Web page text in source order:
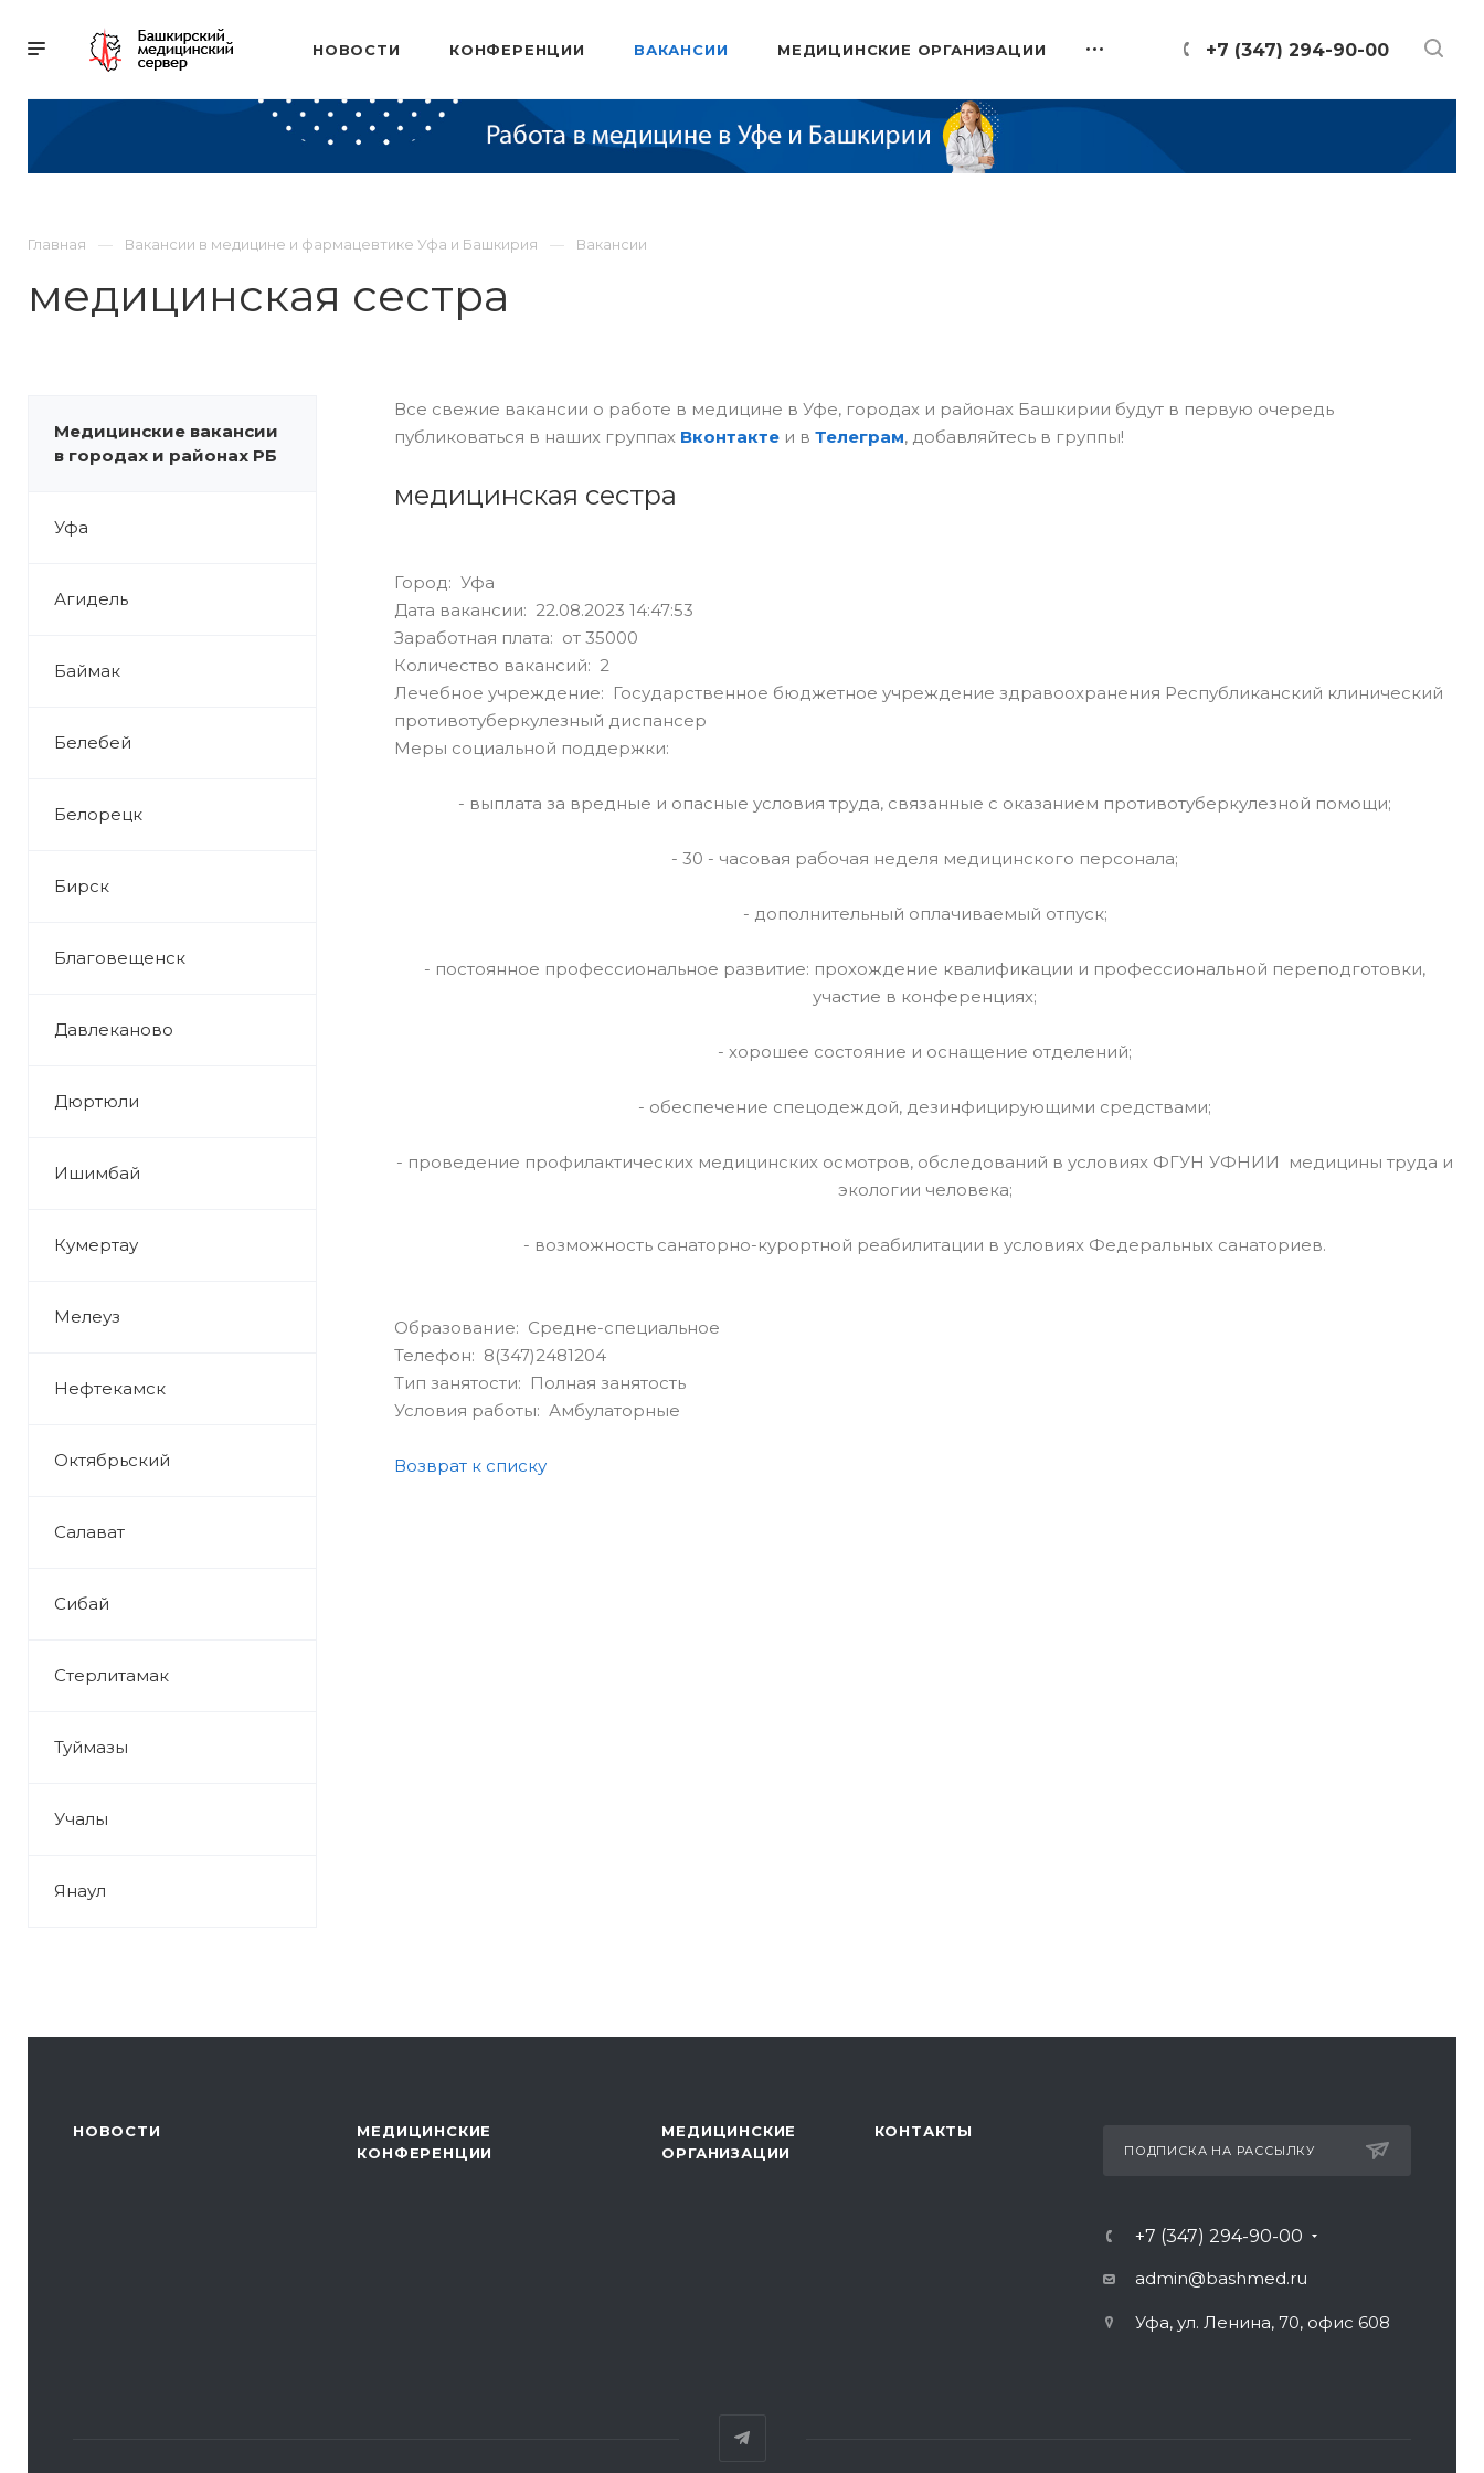
+7 (347) 294-90-00
НОВОСТИ КОНФЕРЕНЦИИ ВАКАНСИИ МЕДИЦИНСКИЕ ОРГАНИЗАЦИИ
Главная Вакансии в медицине и фармацевтике Уфа и Башкирия Вакансии
медицинская сестра
Медицинские вакансии
в городах и районах РБ
Уфа
Агидель
Баймак
Белебей
Белорецк
Бирск
Благовещенск
Давлеканово
Дюртюли
Ишимбай
Кумертау
Мелеуз
Нефтекамск
Октябрьский
Салават
Сибай
Стерлитамак
Туймазы
Учалы
Янаул
Все свежие вакансии о работе в медицине в Уфе, городах и районах Башкирии будут в первую очередь
публиковаться в наших группах Вконтактеи в Телеграм, добавляйтесь в группы!
медицинская сестра
Город: Уфа
Дата вакансии: 22.08.2023 14:47:53
Заработная плата: от 35000
Количество вакансий: 2
Лечебное учреждение: Государственное бюджетное учреждение здравоохранения Республиканский клинический
противотуберкулезный диспансер
Меры социальной поддержки:
- выплата за вредные и опасные условия труда, связанные с оказанием противотуберкулезной помощи;
- 30 - часовая рабочая неделя медицинского персонала;
- дополнительный оплачиваемый отпуск;
- постоянное профессиональное развитие: прохождение квалификации и профессиональной переподготовки,
участие в конференциях;
- хорошее состояние и оснащение отделений;
- обеспечение спецодеждой, дезинфицирующими средствами;
- проведение профилактических медицинских осмотров, обследований в условиях ФГУН УФНИИ медицины труда и
экологии человека;
- возможность санаторно-курортной реабилитации в условиях Федеральных санаториев.
Образование: Средне-специальное
Телефон: 8(347)2481204
Тип занятости: Полная занятость
Условия работы: Амбулаторные
Возврат к списку
НОВОСТИ
МЕДИЦИНСКИЕ
КОНФЕРЕНЦИИ
МЕДИЦИНСКИЕ
ОРГАНИЗАЦИИ
КОНТАКТЫ
ПОДПИСКА НА РАССЫЛКУ
+7 (347) 294-90-00
admin@bashmed.ru
Уфа, ул. Ленина, 70, офис 608